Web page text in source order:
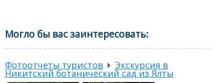
Могло бы вас заинтересовать:
Фотоотчеты туристов Экскурсия в
Никитский ботанический сад из Ялты